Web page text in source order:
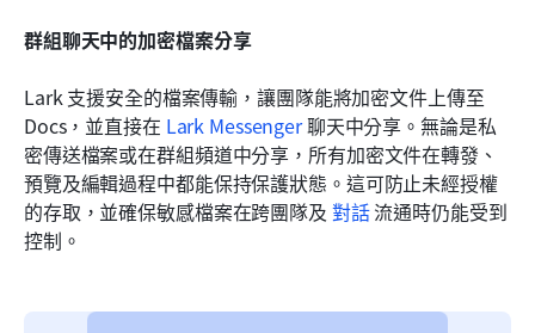
群組聊天中的加密檔案分享
Lark 支援安全的檔案傳輸，讓團隊能將加密文件上傳至
Docs，並直接在 Lark Messenger 聊天中分享。無論是私
密傳送檔案或在群組頻道中分享，所有加密文件在轉發、
預覽及編輯過程中都能保持保護狀態。這可防止未經授權
的存取，並確保敏感檔案在跨團隊及 對話 流通時仍能受到
控制。